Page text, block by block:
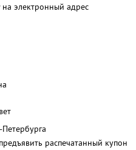
электронный адрес
распечатанный купон